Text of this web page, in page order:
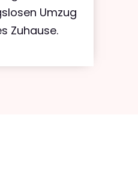
Umzug
Zuhause.